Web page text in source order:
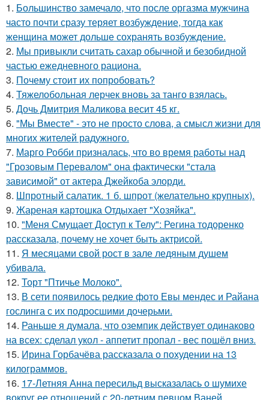
1. Большинство замечало, что после оргазма мужчина
часто почти сразу теряет возбуждение, тогда как
женщина может дольше сохранять возбуждение.
2. Мы привыкли считать сахар обычной и безобидной
частью ежедневного рациона.
3. Почему стоит их попробовать?
4. Тяжелобольная лерчек вновь за танго взялась.
5. Дочь Дмитрия Маликова весит 45 кг.
6. "Мы Вместе" - это не просто слова, а смысл жизни для
многих жителей радужного.
7. Марго Робби призналась, что во время работы над
"Грозовым Перевалом" она фактически "стала
зависимой" от актера Джейкоба элорди.
8. Шпротный салатик. 1 б. шпрот (желательно крупных).
9. Жареная картошка Отдыхает "Хозяйка".
10. "Меня Смущает Доступ к Телу": Регина тодоренко
рассказала, почему не хочет быть актрисой.
11. Я месяцами свой рост в зале ледяным душем
убивала.
12. Торт "Птичье Молоко".
13. В сети появилось редкие фото Евы мендес и Райана
гослинга с их подросшими дочерьми.
14. Раньше я думала, что оземпик действует одинаково
на всех: сделал укол - аппетит пропал - вес пошёл вниз.
15. Ирина Горбачёва рассказала о похудении на 13
килограммов.
16. 17-Летняя Анна пересильд высказалась о шумихе